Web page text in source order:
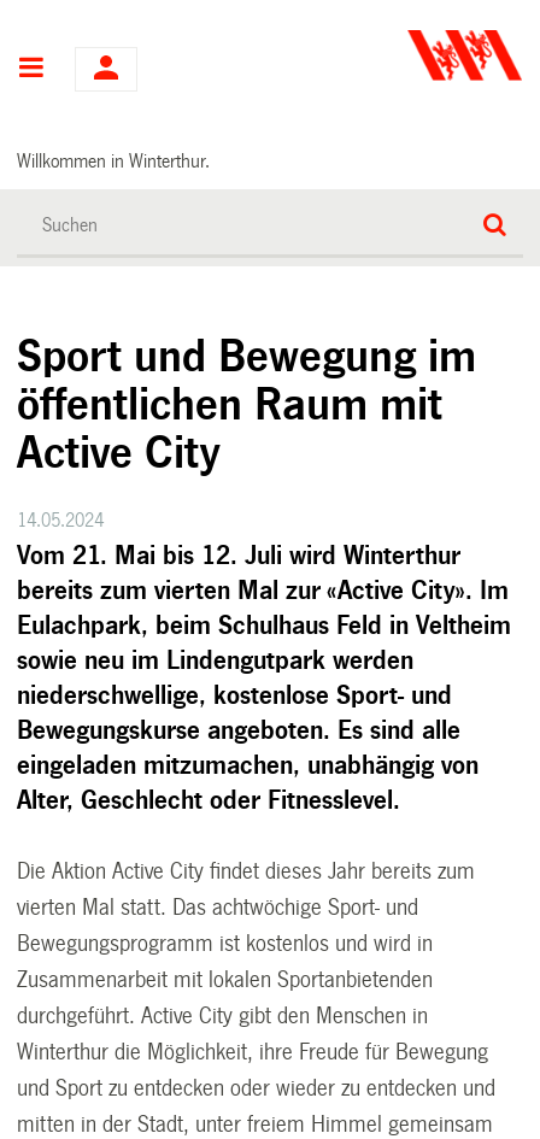
Hauptnavigation
Willkommen in Winterthur.
Sport und Bewegung im
öffentlichen Raum mit
Active City
14.05.2024
Vom 21. Mai bis 12. Juli wird Winterthur
bereits zum vierten Mal zur «Active City». Im
Eulachpark, beim Schulhaus Feld in Veltheim
sowie neu im Lindengutpark werden
niederschwellige, kostenlose Sport- und
Bewegungskurse angeboten. Es sind alle
eingeladen mitzumachen, unabhängig von
Alter, Geschlecht oder Fitnesslevel.
Die Aktion Active City findet dieses Jahr bereits zum
vierten Mal statt. Das achtwöchige Sport- und
Bewegungsprogramm ist kostenlos und wird in
Zusammenarbeit mit lokalen Sportanbietenden
durchgeführt. Active City gibt den Menschen in
Winterthur die Möglichkeit, ihre Freude für Bewegung
und Sport zu entdecken oder wieder zu entdecken und
mitten in der Stadt, unter freiem Himmel gemeinsam